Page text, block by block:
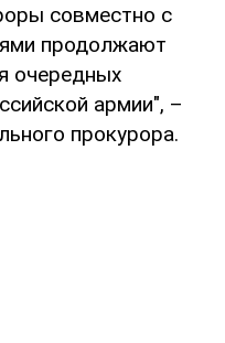
совместно с
продолжают
очередных
армии", –
прокурора.